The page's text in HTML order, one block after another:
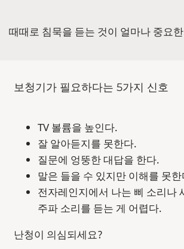
때때로 침묵을 듣는 것이 얼마나 중요
보청기가 필요하다는 5가지 신호
TV 볼륨을 높인다.
잘 알아듣지를 못한다.
질문에 엉뚱한 대답을 한다.
말은 들을 수 있지만 이해를 못한
전자레인지에서 나는 삐 소리나
주파 소리를 듣는 게 어렵다.
난청이 의심되세요?